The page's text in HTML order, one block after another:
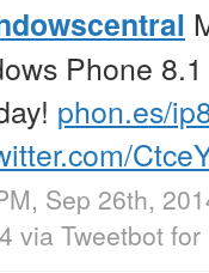
Phone
phon.es/
Sep 26th,
via Tweetbot for